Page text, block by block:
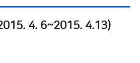
4. 6~2015. 4.13)